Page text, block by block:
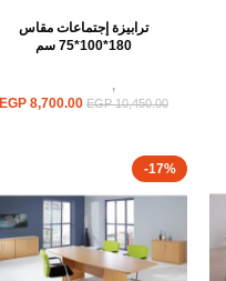
ترابيزة إجتماعات مقاس
180*100*75 سم
ترابيزات,
EGP10,450.00
EGP 8,700.00
-17%